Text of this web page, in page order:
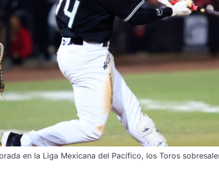
en la Liga Mexicana del Pacífico, los Toros